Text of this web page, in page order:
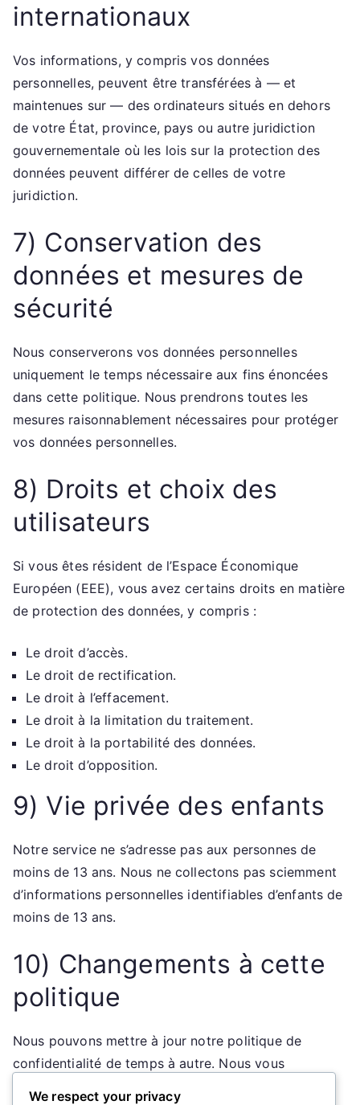
internationaux
Vos informations, y compris vos données
personnelles, peuvent être transférées à — et
maintenues sur — des ordinateurs situés en dehors
de votre État, province, pays ou autre juridiction
gouvernementale où les lois sur la protection des
données peuvent différer de celles de votre
juridiction.
7) Conservation des
données et mesures de
sécurité
Nous conserverons vos données personnelles
uniquement le temps nécessaire aux fins énoncées
dans cette politique. Nous prendrons toutes les
mesures raisonnablement nécessaires pour protéger
vos données personnelles.
8) Droits et choix des
utilisateurs
Si vous êtes résident de l’Espace Économique
Européen (EEE), vous avez certains droits en matière
de protection des données, y compris :
Le droit d’accès.
Le droit de rectification.
Le droit à l’effacement.
Le droit à la limitation du traitement.
Le droit à la portabilité des données.
Le droit d’opposition.
9) Vie privée des enfants
Notre service ne s’adresse pas aux personnes de
moins de 13 ans. Nous ne collectons pas sciemment
d’informations personnelles identifiables d’enfants de
moins de 13 ans.
10) Changements à cette
politique
Nous pouvons mettre à jour notre politique de
confidentialité de temps à autre. Nous vous
We respect your privacy